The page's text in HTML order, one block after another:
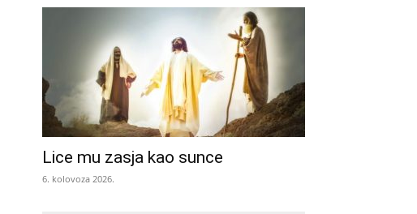
Lice mu zasja kao sunce
6. kolovoza 2026.